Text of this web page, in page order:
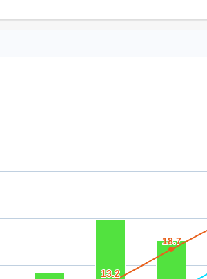
13.2
13.2
18.7
18.7